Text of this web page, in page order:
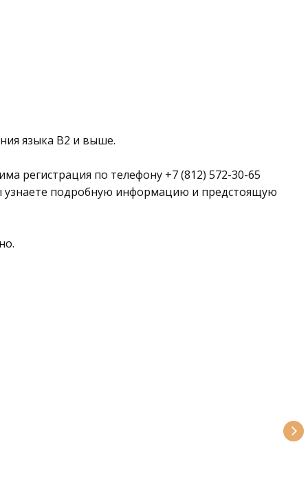
языка B2 и выше.
регистрация по телефону +7 (812) 572-30-65
узнаете подробную информацию и предстоящую